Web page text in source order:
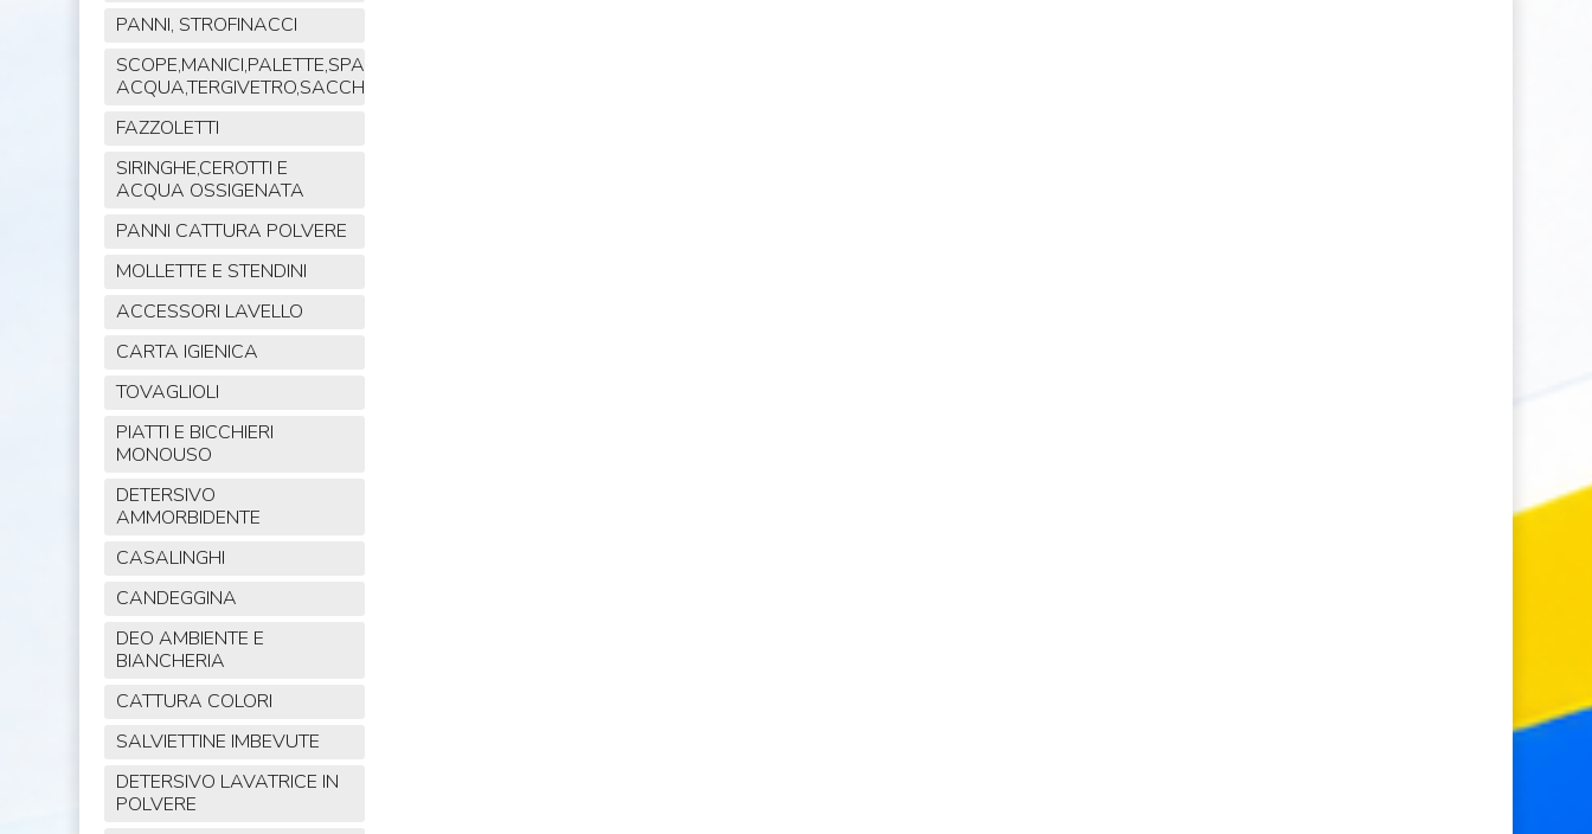
PANNI, STROFINACCI
SCOPE,MANICI,PALETTE,SPAZZOLE,TIRA
ACQUA,TERGIVETRO,SACCHI,MOP
FAZZOLETTI
SIRINGHE,CEROTTI E
ACQUA OSSIGENATA
PANNI CATTURA POLVERE
MOLLETTE E STENDINI
ACCESSORI LAVELLO
CARTA IGIENICA
TOVAGLIOLI
PIATTI E BICCHIERI
MONOUSO
DETERSIVO
AMMORBIDENTE
CASALINGHI
CANDEGGINA
DEO AMBIENTE E
BIANCHERIA
CATTURA COLORI
SALVIETTINE IMBEVUTE
DETERSIVO LAVATRICE IN
POLVERE